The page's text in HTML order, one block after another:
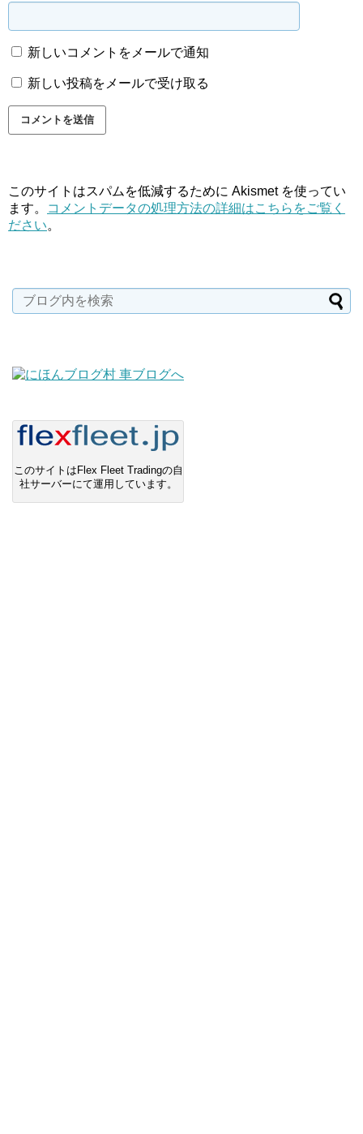
新しいコメントをメールで通知
新しい投稿をメールで受け取る
このサイトはスパムを低減するために Akismet を使ってい
ます。
コメントデータの処理方法の詳細はこちらをご覧く
ださい。
このサイトはFlex Fleet Tradingの自
社サーバーにて運用しています。